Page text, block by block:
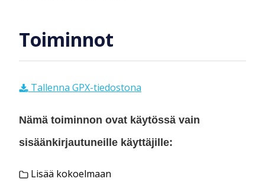
Toiminnot
Tallenna GPX-tiedostona
Nämä toiminnon ovat käytössä vain
sisäänkirjautuneille käyttäjille:
Lisää kokoelmaan